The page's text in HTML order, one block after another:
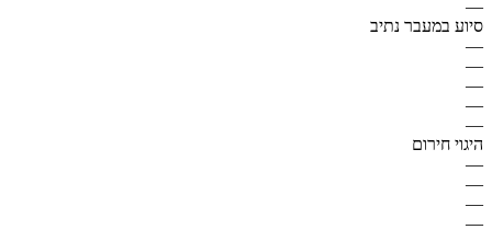
—
סיוע במעבר נתיב
—
—
—
—
—
היגוי חירום
—
—
—
—